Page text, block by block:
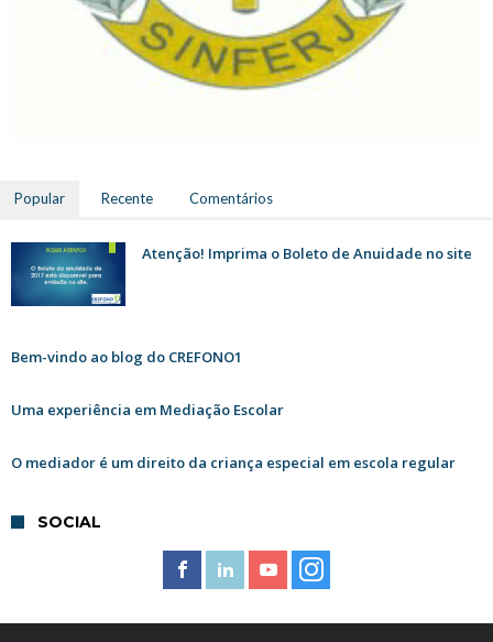
Popular Recente Comentários
Atenção! Imprima o Boleto de Anuidade no site
Bem-vindo ao blog do CREFONO1
Uma experiência em Mediação Escolar
O mediador é um direito da criança especial em escola regular
SOCIAL